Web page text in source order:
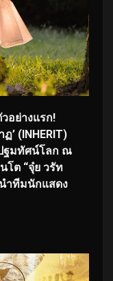
อย่างแรก!
’ (INHERIT)
ฐมทัศน์โลก ณ
โต “จุ๋ย วรัท
ำทีมนักแสดง